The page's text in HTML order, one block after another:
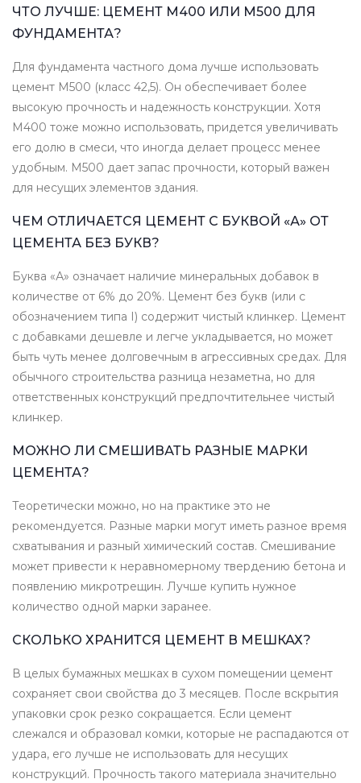
ЧТО ЛУЧШЕ: ЦЕМЕНТ М400 ИЛИ М500 ДЛЯ
ФУНДАМЕНТА?
Для фундамента частного дома лучше использовать
цемент М500 (класс 42,5). Он обеспечивает более
высокую прочность и надежность конструкции. Хотя
М400 тоже можно использовать, придется увеличивать
его долю в смеси, что иногда делает процесс менее
удобным. М500 дает запас прочности, который важен
для несущих элементов здания.
ЧЕМ ОТЛИЧАЕТСЯ ЦЕМЕНТ С БУКВОЙ «А» ОТ
ЦЕМЕНТА БЕЗ БУКВ?
Буква «А» означает наличие минеральных добавок в
количестве от 6% до 20%. Цемент без букв (или с
обозначением типа I) содержит чистый клинкер. Цемент
с добавками дешевле и легче укладывается, но может
быть чуть менее долговечным в агрессивных средах. Для
обычного строительства разница незаметна, но для
ответственных конструкций предпочтительнее чистый
клинкер.
МОЖНО ЛИ СМЕШИВАТЬ РАЗНЫЕ МАРКИ
ЦЕМЕНТА?
Теоретически можно, но на практике это не
рекомендуется. Разные марки могут иметь разное время
схватывания и разный химический состав. Смешивание
может привести к неравномерному твердению бетона и
появлению микротрещин. Лучше купить нужное
количество одной марки заранее.
СКОЛЬКО ХРАНИТСЯ ЦЕМЕНТ В МЕШКАХ?
В целых бумажных мешках в сухом помещении цемент
сохраняет свои свойства до 3 месяцев. После вскрытия
упаковки срок резко сокращается. Если цемент
слежался и образовал комки, которые не распадаются от
удара, его лучше не использовать для несущих
конструкций. Прочность такого материала значительно